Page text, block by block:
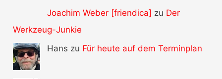
Joachim Weber [friendica] zu Der
Werkzeug-Junkie
Hans zu Für heute auf dem Terminplan